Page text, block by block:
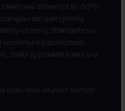
efektyviai dirbantys iki -30°C
dėl galingesnių
tenų. Standartiniai
ir papildomam
todėl jų pradinė kaina yra
oras-oras šilumos siurblio